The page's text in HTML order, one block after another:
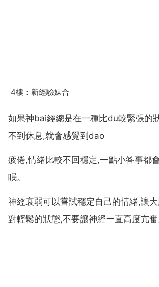
4樓：新經驗媒合
如果神bai經總是在一種比du較緊張的
不到休息,就會感覺到dao
疲倦,情緒比較不回穩定,一點小答事都
眠。
神經衰弱可以嘗試穩定自己的情緒,讓
對輕鬆的狀態,不要讓神經一直高度亢奮